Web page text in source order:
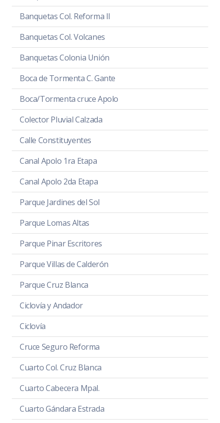
Banquetas Col. Reforma II
Banquetas Col. Volcanes
Banquetas Colonia Unión
Boca de Tormenta C. Gante
Boca/Tormenta cruce Apolo
Colector Pluvial Calzada
Calle Constituyentes
Canal Apolo 1ra Etapa
Canal Apolo 2da Etapa
Parque Jardines del Sol
Parque Lomas Altas
Parque Pinar Escritores
Parque Villas de Calderón
Parque Cruz Blanca
Ciclovía y Andador
Ciclovía
Cruce Seguro Reforma
Cuarto Col. Cruz Blanca
Cuarto Cabecera Mpal.
Cuarto Gándara Estrada